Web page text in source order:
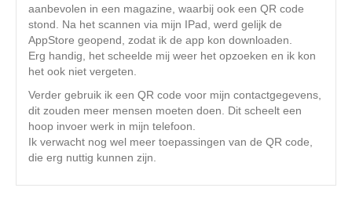
aanbevolen in een magazine, waarbij ook een QR code
stond. Na het scannen via mijn IPad, werd gelijk de
AppStore geopend, zodat ik de app kon downloaden.
Erg handig, het scheelde mij weer het opzoeken en ik kon
het ook niet vergeten.
Verder gebruik ik een QR code voor mijn contactgegevens,
dit zouden meer mensen moeten doen. Dit scheelt een
hoop invoer werk in mijn telefoon.
Ik verwacht nog wel meer toepassingen van de QR code,
die erg nuttig kunnen zijn.